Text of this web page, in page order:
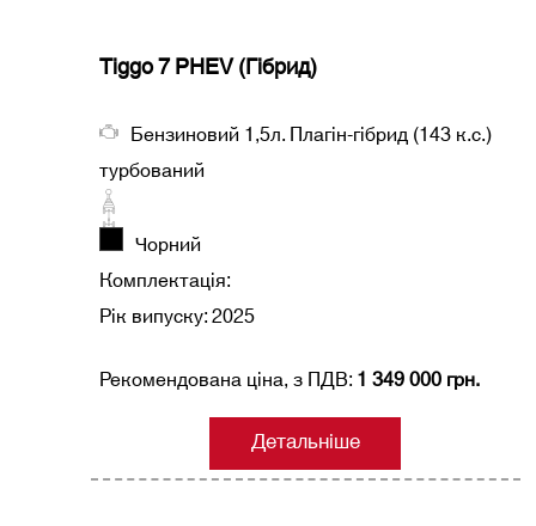
Tiggo 7 PHEV (Гібрид)
Бензиновий 1,5л. Плагін-гібрид (143 к.с.)
турбований
Чорний
Комплектація:
Рік випуску: 2025
Рекомендована ціна, з ПДВ:1 349 000 грн.
Детальніше